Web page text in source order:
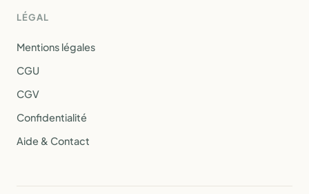
LÉGAL
Mentions légales
CGU
CGV
Confidentialité
Aide & Contact